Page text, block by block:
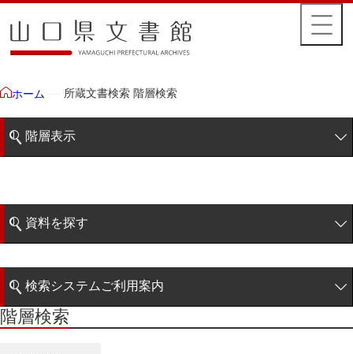
ホーム 所蔵文書検索 階層検索
階層表示
藩政文書
特定歴史公文書
諸家文書
資料を探す
階層検索
検索システムご利用案内
検索システムの利用について
階層検索